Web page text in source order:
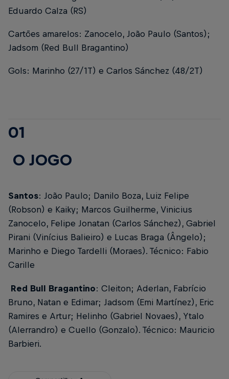
Eduardo Calza (RS)
Cartões amarelos: Zanocelo, João Paulo (Santos);
Jadsom (Red Bull Bragantino)
Gols: Marinho (27/1T) e Carlos Sánchez (48/2T)
01
O JOGO
Santos: João Paulo; Danilo Boza, Luiz Felipe
(Robson) e Kaiky; Marcos Guilherme, Vinicius
Zanocelo, Felipe Jonatan (Carlos Sánchez), Gabriel
Pirani (Vinícius Balieiro) e Lucas Braga (Ângelo);
Marinho e Diego Tardelli (Moraes). Técnico: Fabio
Carille
Red Bull Bragantino: Cleiton; Aderlan, Fabrício
Bruno, Natan e Edimar; Jadsom (Emi Martínez), Eric
Ramires e Artur; Helinho (Gabriel Novaes), Ytalo
(Alerrandro) e Cuello (Gonzalo). Técnico: Mauricio
Barbieri.